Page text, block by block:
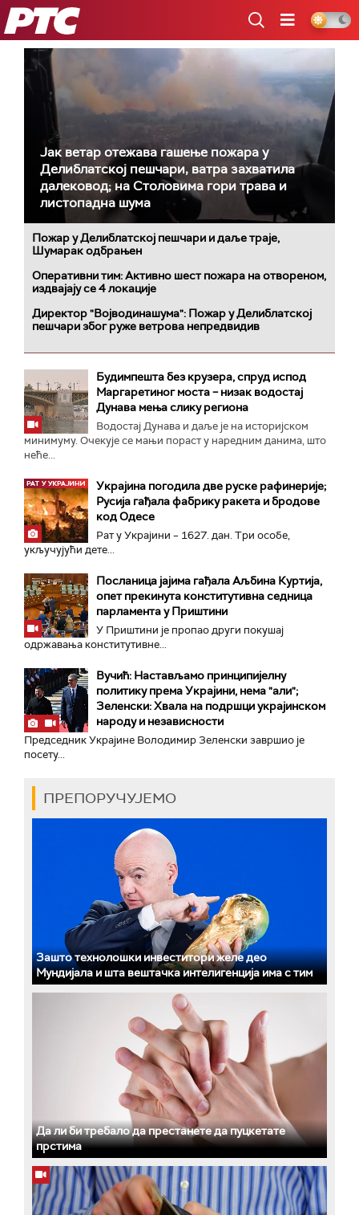
РТС
Јак ветар отежава гашење пожара у
Делиблатској пешчари, ватра захватила
далековод; на Столовима гори трава и
листопадна шума
Пожар у Делиблатској пешчари и даље траје,
Шумарак одбрањен
Оперативни тим: Активно шест пожара на отвореном,
издвајају се 4 локације
Директор "Војводинашума": Пожар у Делиблатској
пешчари због руже ветрова непредвидив
Будимпешта без крузера, спруд испод
Маргаретиног моста – низак водостај
Дунава мења слику региона
Водостај Дунава и даље је на историјском
минимуму. Очекује се мањи пораст у наредним данима, што
неће...
Украјина погодила две руске рафинерије;
Русија гађала фабрику ракета и бродове
код Одесе
Рат у Украјини – 1627. дан. Три особе,
укључујући дете...
Посланица јајима гађала Аљбина Куртија,
опет прекинута конститутивна седница
парламента у Приштини
У Приштини је пропао други покушај
одржавања конститутивне...
Вучић: Настављамо принципијелну
политику према Украјини, нема "али";
Зеленски: Хвала на подршци украјинском
народу и независности
Председник Украјине Володимир Зеленски завршио је
посету...
ПРЕПОРУЧУЈЕМО
Зашто технолошки инвеститори желе део
Мундијала и шта вештачка интелигенција има с тим
Да ли би требало да престанете да пуцкетате
прстима